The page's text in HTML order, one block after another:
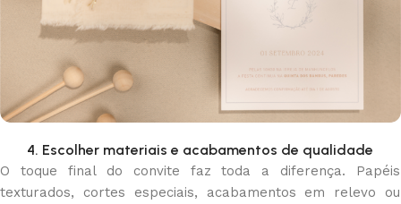
4. Escolher materiais e acabamentos de qualidade
O toque final do convite faz toda a diferença. Papéis
texturados, cortes especiais, acabamentos em relevo ou